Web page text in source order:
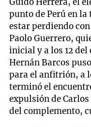
punto de Perú en la
estar perdiendo
Paolo Guerrero,
inicial y a los 12
Hernán Barcos
para el anfitrión, a
terminó el
expulsión de
del complemento,